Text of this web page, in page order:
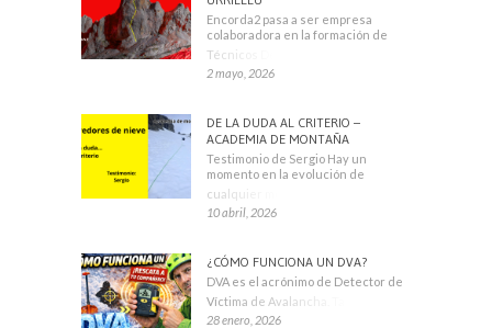
Encorda2 pasa a ser empresa
colaboradora en la formación de
Técnicos Deportivos
2 mayo, 2026
DE LA DUDA AL CRITERIO –
ACADEMIA DE MONTAÑA
Testimonio de Sergio Hay un
momento en la evolución de
cualquier montañero
10 abril, 2026
¿CÓMO FUNCIONA UN DVA?
DVA es el acrónimo de Detector de
Víctima de Avalancha. También se
28 enero, 2026